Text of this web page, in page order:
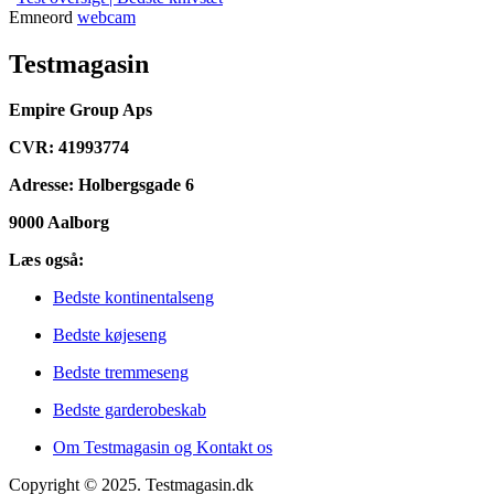
Emneord webcam
Testmagasin
Empire Group Aps
CVR: 41993774
Adresse: Holbergsgade 6
9000 Aalborg
Læs også:
Bedste kontinentalseng
Bedste køjeseng
Bedste tremmeseng
Bedste garderobeskab
Om Testmagasin og Kontakt os
Copyright © 2025. Testmagasin.dk